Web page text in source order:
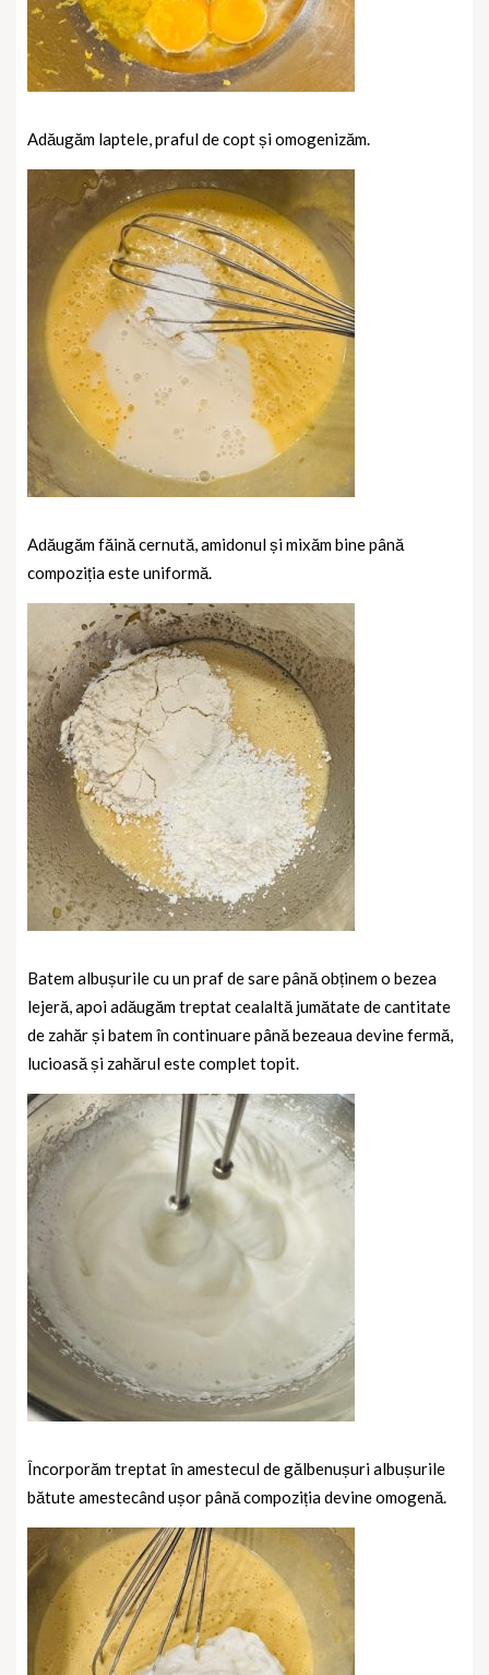
Adăugăm laptele, praful de copt și omogenizăm.
Adăugăm făină cernută, amidonul și mixăm bine până
compoziția este uniformă.
Batem albușurile cu un praf de sare până obținem o bezea
lejeră, apoi adăugăm treptat cealaltă jumătate de cantitate
de zahăr și batem în continuare până bezeaua devine fermă,
lucioasă și zahărul este complet topit.
Încorporăm treptat în amestecul de gălbenușuri albușurile
bătute amestecând ușor până compoziția devine omogenă.